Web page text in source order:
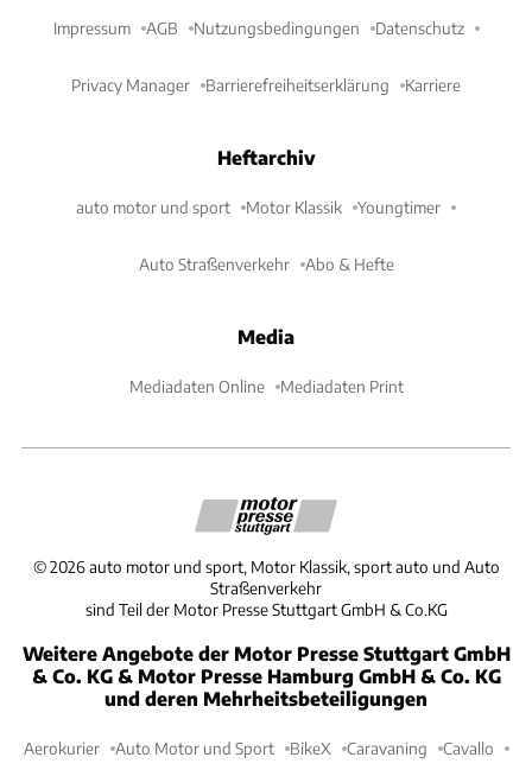
Impressum AGB Nutzungsbedingungen Datenschutz
Privacy Manager Barrierefreiheitserklärung Karriere
Heftarchiv
auto motor und sport Motor Klassik Youngtimer
Auto Straßenverkehr Abo & Hefte
Media
Mediadaten Online Mediadaten Print
©2026 auto motor und sport, Motor Klassik, sport auto und Auto
Straßenverkehr
sind Teil der Motor Presse Stuttgart GmbH & Co.KG
Weitere Angebote der Motor Presse Stuttgart GmbH
& Co. KG & Motor Presse Hamburg GmbH & Co. KG
und deren Mehrheitsbeteiligungen
Aerokurier Auto Motor und Sport BikeX Caravaning Cavallo